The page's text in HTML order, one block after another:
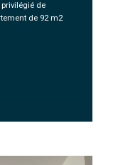
de
de 92 m2